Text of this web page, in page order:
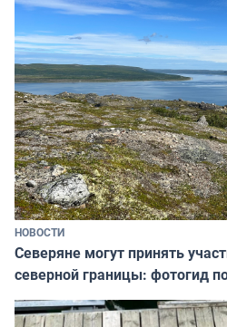
НОВОСТИ
Северяне могут принять
северной границы: фотогид